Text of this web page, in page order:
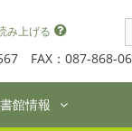
み上げる
FAX：087-868-
館情報